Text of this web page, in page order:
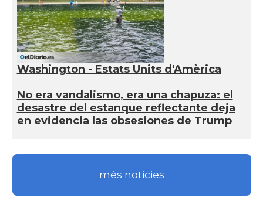
Washington - Estats Units d'Amèrica
No era vandalismo, era una chapuza: el
desastre del estanque reflectante deja
en evidencia las obsesiones de Trump
més noticies